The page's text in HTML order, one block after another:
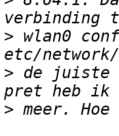
> wlan0
> de juiste
>